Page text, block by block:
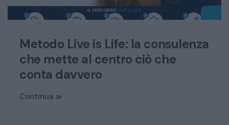
Metodo Live is Life: la consulenza
che mette al centro ciò che
conta davvero
Continua